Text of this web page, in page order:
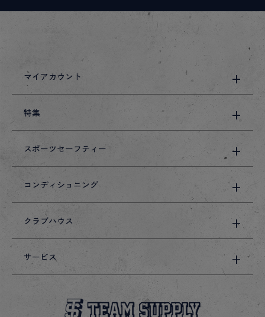
マイアカウント
特集
スポーツセーフティー
コンディショニング
クラブハウス
サービス